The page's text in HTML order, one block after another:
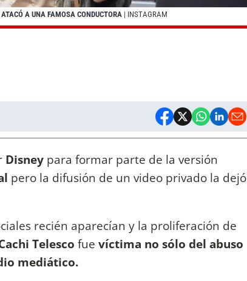
A UNA FAMOSA CONDUCTORA | INSTAGRAM
Disney para formar parte de la versión
pero la difusión de un video privado la dejó
recién aparecían y la proliferación de
Telesco fue víctima no sólo del abuso
mediático.